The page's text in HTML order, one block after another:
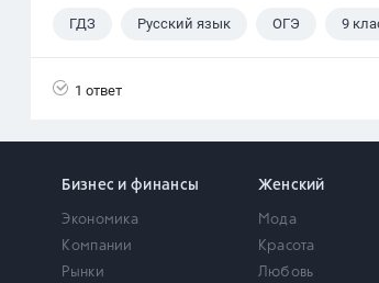
ГДЗ Русский язык ОГЭ 9
1 ответ
Бизнес и финансы
Экономика
Компании
Рынки
Женский
Мода
Красота
Любовь